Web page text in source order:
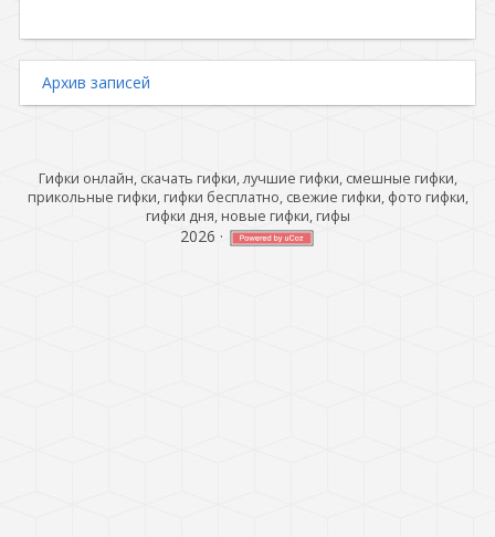
Архив записей
Гифки онлайн, скачать гифки, лучшие гифки, смешные гифки,
прикольные гифки, гифки бесплатно, свежие гифки, фото гифки,
гифки дня, новые гифки, гифы
2026 ·